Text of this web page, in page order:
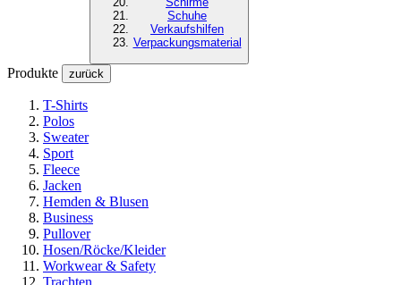
Schuhe
Verkaufshilfen
Verpackungsmaterial
Produkte zurück
T-Shirts
Polos
Sweater
Sport
Fleece
Jacken
Hemden & Blusen
Business
Pullover
Hosen/Röcke/Kleider
Workwear & Safety
Trachten